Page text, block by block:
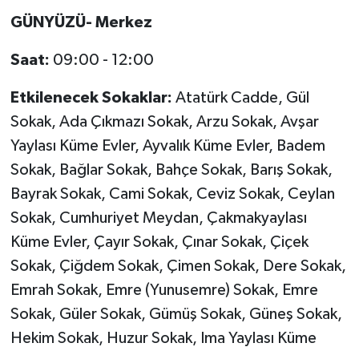
GÜNYÜZÜ- Merkez
Saat: 09:00 - 12:00
Etkilenecek Sokaklar: Atatürk Cadde, Gül
Sokak, Ada Çıkmazı Sokak, Arzu Sokak, Avşar
Yaylası Küme Evler, Ayvalık Küme Evler, Badem
Sokak, Bağlar Sokak, Bahçe Sokak, Barış Sokak,
Bayrak Sokak, Cami Sokak, Ceviz Sokak, Ceylan
Sokak, Cumhuriyet Meydan, Çakmakyaylası
Küme Evler, Çayır Sokak, Çınar Sokak, Çiçek
Sokak, Çiğdem Sokak, Çimen Sokak, Dere Sokak,
Emrah Sokak, Emre (Yunusemre) Sokak, Emre
Sokak, Güler Sokak, Gümüş Sokak, Güneş Sokak,
Hekim Sokak, Huzur Sokak, Ima Yaylası Küme
Resmi İlan
Sağlık
Şaphane
Simav
Siyaset